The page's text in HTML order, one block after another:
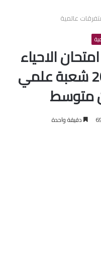
عالمية
الاحياء
للثانوية العامة 2020 شعبة علمي
متوسط
دقيقة واحدة